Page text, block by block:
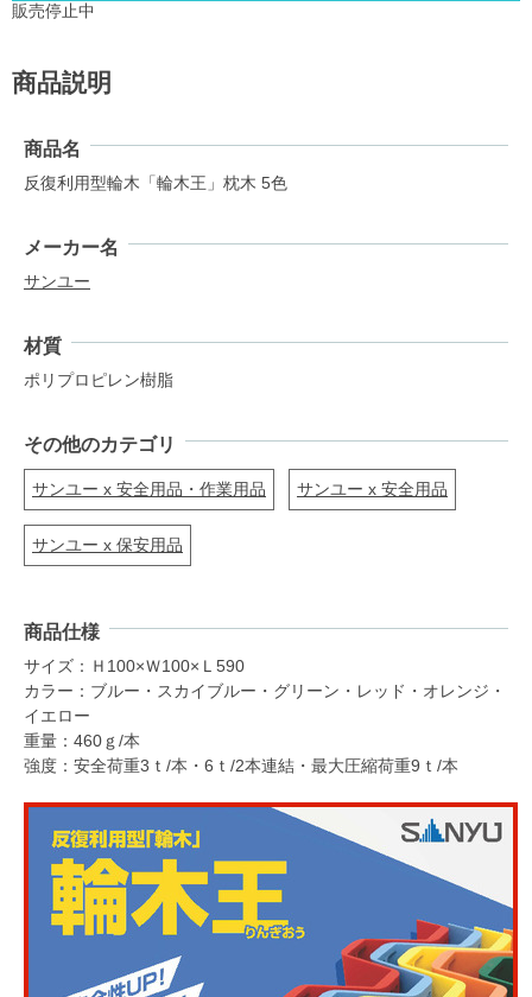
販売停止中
商品説明
商品名
反復利用型輪木「輪木王」枕木 5色
メーカー名
サンユー
材質
ポリプロピレン樹脂
その他のカテゴリ
サンユー x 安全用品・作業用品 サンユー x 安全用品
サンユー x 保安用品
商品仕様
サイズ：Ｈ100×Ｗ100×Ｌ590
カラー：ブルー・スカイブルー・グリーン・レッド・オレンジ・
イエロー
重量：460ｇ/本
強度：安全荷重3ｔ/本・6ｔ/2本連結・最大圧縮荷重9ｔ/本